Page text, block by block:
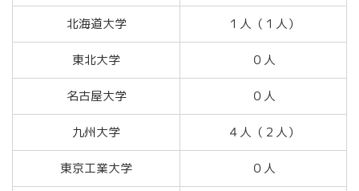
北海道大学 １人（１人）
東北大学 ０人
名古屋大学 ０人
九州大学 ４人（２人）
東京工業大学 ０人